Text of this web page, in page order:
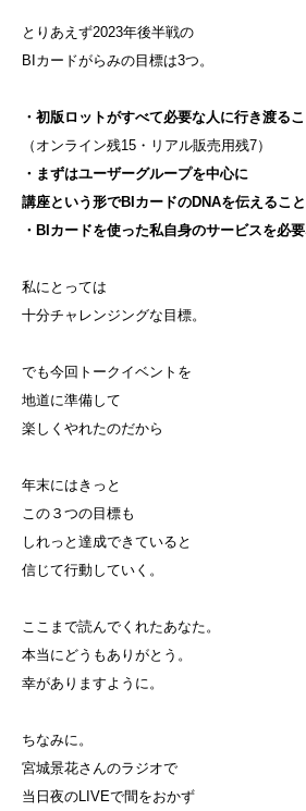
とりあえず2023年後半戦の
BIカードがらみの目標は3つ。
・初版ロットがすべて必要な人に行き渡るこ
（オンライン残15・リアル販売用残7）
・まずはユーザーグループを中心に
講座という形でBIカードのDNAを伝えること
・BIカードを使った私自身のサービスを必要
私にとっては
十分チャレンジングな目標。
でも今回トークイベントを
地道に準備して
楽しくやれたのだから
年末にはきっと
この３つの目標も
しれっと達成できていると
信じて行動していく。
ここまで読んでくれたあなた。
本当にどうもありがとう。
幸がありますように。
ちなみに。
宮城景花さんのラジオで
当日夜のLIVEで間をおかず